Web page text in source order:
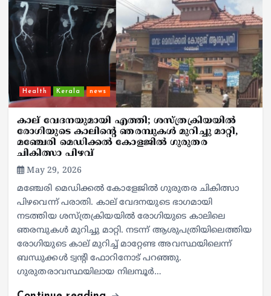
Health Kerala news
കാല് വേദനയുമായി എത്തി; ശസ്ത്രക്രിയയിൽ
രോഗിയുടെ കാലിന്റെ ഞരമ്പുകൾ മുറിച്ചു മാറ്റി,
മഞ്ചേരി മെഡിക്കൽ കോളജിൽ ഗുരുതര
ചികിത്സാ പിഴവ്
May 29, 2026
മഞ്ചേരി മെഡിക്കൽ കോളേജിൽ ഗുരുതര ചികിത്സാ
പിഴവെന്ന് പരാതി. കാല് വേദനയുടെ ഭാഗമായി
നടത്തിയ ശസ്ത്രക്രിയയിൽ രോഗിയുടെ കാലിലെ
ഞരമ്പുകൾ മുറിച്ചു മാറ്റി. നടന്ന് ആശുപത്രിയിലെത്തിയ
രോഗിയുടെ കാല് മുറിച്ച് മാറ്റേണ്ട അവസ്ഥയിലെന്ന്
ബന്ധുക്കൾ ട്വന്റി ഫോറിനോട് പറഞ്ഞു.
ഗുരുതരാവസ്ഥയിലായ നിലമ്പൂർ…